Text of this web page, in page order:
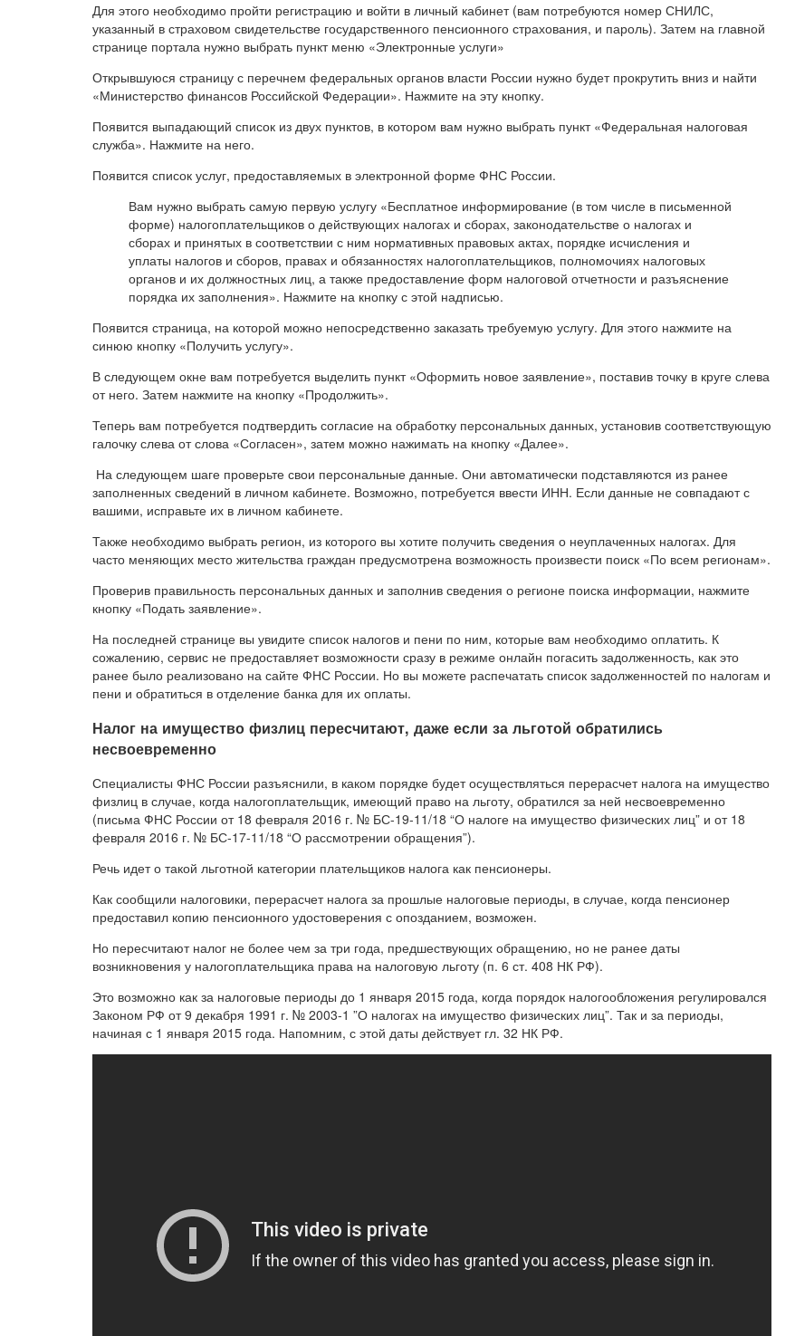
Для этого необходимо пройти регистрацию и войти в личный кабинет (вам потребуются номер СНИЛС,
указанный в страховом свидетельстве государственного пенсионного страхования, и пароль). Затем на главной
странице портала нужно выбрать пункт меню «Электронные услуги»
Открывшуюся страницу с перечнем федеральных органов власти России нужно будет прокрутить вниз и найти
«Министерство финансов Российской Федерации». Нажмите на эту кнопку.
Появится выпадающий список из двух пунктов, в котором вам нужно выбрать пункт «Федеральная налоговая
служба». Нажмите на него.
Появится список услуг, предоставляемых в электронной форме ФНС России.
Вам нужно выбрать самую первую услугу «Бесплатное информирование (в том числе в письменной
форме) налогоплательщиков о действующих налогах и сборах, законодательстве о налогах и
сборах и принятых в соответствии с ним нормативных правовых актах, порядке исчисления и
уплаты налогов и сборов, правах и обязанностях налогоплательщиков, полномочиях налоговых
органов и их должностных лиц, а также предоставление форм налоговой отчетности и разъяснение
порядка их заполнения». Нажмите на кнопку с этой надписью.
Появится страница, на которой можно непосредственно заказать требуемую услугу. Для этого нажмите на
синюю кнопку «Получить услугу».
В следующем окне вам потребуется выделить пункт «Оформить новое заявление», поставив точку в круге слева
от него. Затем нажмите на кнопку «Продолжить».
Теперь вам потребуется подтвердить согласие на обработку персональных данных, установив соответствующую
галочку слева от слова «Согласен», затем можно нажимать на кнопку «Далее».
На следующем шаге проверьте свои персональные данные. Они автоматически подставляются из ранее
заполненных сведений в личном кабинете. Возможно, потребуется ввести ИНН. Если данные не совпадают с
вашими, исправьте их в личном кабинете.
Также необходимо выбрать регион, из которого вы хотите получить сведения о неуплаченных налогах. Для
часто меняющих место жительства граждан предусмотрена возможность произвести поиск «По всем регионам».
Проверив правильность персональных данных и заполнив сведения о регионе поиска информации, нажмите
кнопку «Подать заявление».
На последней странице вы увидите список налогов и пени по ним, которые вам необходимо оплатить. К
сожалению, сервис не предоставляет возможности сразу в режиме онлайн погасить задолженность, как это
ранее было реализовано на сайте ФНС России. Но вы можете распечатать список задолженностей по налогам и
пени и обратиться в отделение банка для их оплаты.
Налог на имущество физлиц пересчитают, даже если за льготой обратились
несвоевременно
Специалисты ФНС России разъяснили, в каком порядке будет осуществляться перерасчет налога на имущество
физлиц в случае, когда налогоплательщик, имеющий право на льготу, обратился за ней несвоевременно
(письма ФНС России от 18 февраля 2016 г. № БС-19-11/18 “О налоге на имущество физических лиц” и от 18
февраля 2016 г. № БС-17-11/18 “О рассмотрении обращения”).
Речь идет о такой льготной категории плательщиков налога как пенсионеры.
Как сообщили налоговики, перерасчет налога за прошлые налоговые периоды, в случае, когда пенсионер
предоставил копию пенсионного удостоверения с опозданием, возможен.
Но пересчитают налог не более чем за три года, предшествующих обращению, но не ранее даты
возникновения у налогоплательщика права на налоговую льготу (п. 6 ст. 408 НК РФ).
Это возможно как за налоговые периоды до 1 января 2015 года, когда порядок налогообложения регулировался
Законом РФ от 9 декабря 1991 г. № 2003-1 ”О налогах на имущество физических лиц”. Так и за периоды,
начиная с 1 января 2015 года. Напомним, с этой даты действует гл. 32 НК РФ.